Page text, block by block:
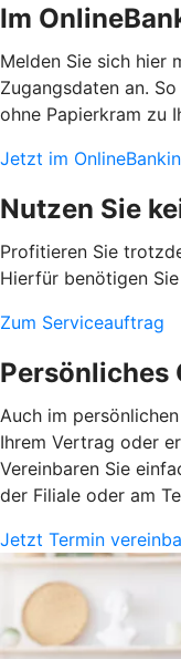
Im
Melden Sie sich hier
Zugangsdaten an.
ohne Papierkram zu
Jetzt im
Nutzen Sie
Profitieren Sie
Hierfür benötigen
Zum Serviceauftrag
Persönliches
Auch im
Ihrem Vertrag oder
Vereinbaren Sie
der Filiale oder am
Jetzt Termin